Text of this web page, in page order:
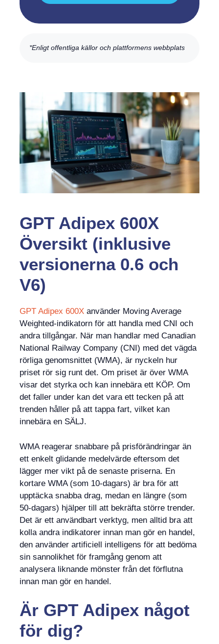
*Enligt offentliga källor och plattformens webbplats
GPT Adipex 600X
Översikt (inklusive
versionerna 0.6 och
V6)
GPT Adipex 600X använder Moving Average
Weighted-indikatorn för att handla med CNI och
andra tillgångar. När man handlar med Canadian
National Railway Company (CNI) med det vägda
rörliga genomsnittet (WMA), är nyckeln hur
priset rör sig runt det. Om priset är över WMA
visar det styrka och kan innebära ett KÖP. Om
det faller under kan det vara ett tecken på att
trenden håller på att tappa fart, vilket kan
innebära en SÄLJ.
WMA reagerar snabbare på prisförändringar än
ett enkelt glidande medelvärde eftersom det
lägger mer vikt på de senaste priserna. En
kortare WMA (som 10-dagars) är bra för att
upptäcka snabba drag, medan en längre (som
50-dagars) hjälper till att bekräfta större trender.
Det är ett användbart verktyg, men alltid bra att
kolla andra indikatorer innan man gör en handel,
den använder artificiell intelligens för att bedöma
sin sannolikhet för framgång genom att
analysera liknande mönster från det förflutna
innan man gör en handel.
Är GPT Adipex något
för dig?